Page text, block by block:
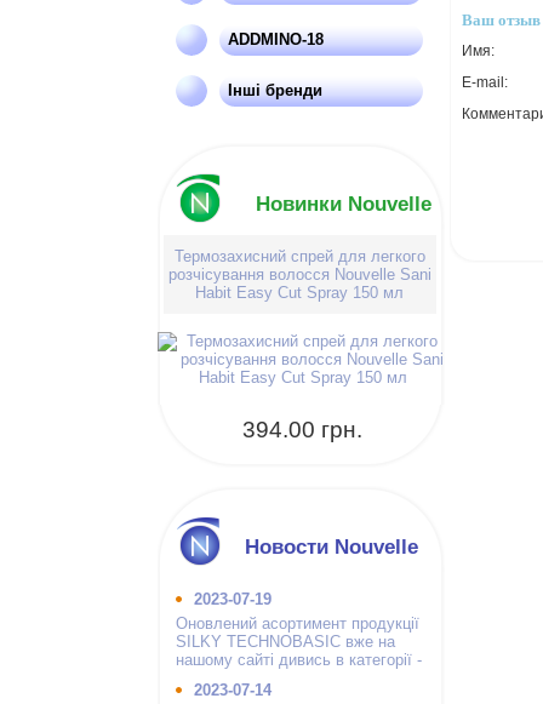
ADDMINO-18
Інші бренди
Новинки Nouvelle
Термозахисний спрей для легкого
розчісування волосся Nouvelle Sani
Habit Easy Cut Spray 150 мл
394.00 грн.
Новости Nouvelle
2023-07-19
Оновлений асортимент продукції
SILKY TECHNOBASIC вже на
нашому сайті дивись в категорії -
2023-07-14
Ваш отзыв
Имя:
E-mail: